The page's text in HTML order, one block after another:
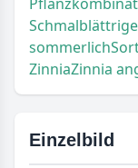
sommerlich
ZinniaZinnia
Einzelbild